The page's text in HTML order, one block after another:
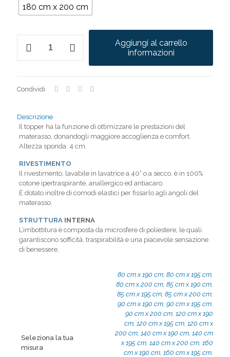
180 cm x 200 cm
Aggiungi al carrello
informazioni
Condividi
Descrizione
Il topper ha la funzione di ottimizzare le prestazioni del
materasso, donandogli maggiore accoglienza e comfort.
Altezza sponda: 4 cm.
RIVESTIMENTO
Il rivestimento, lavabile in lavatrice a 40° o a secco, è in 100%
cotone ipertraspirante, anallergico ed antiacaro.
È dotato inoltre di comodi elastici per fissarlo agli angoli del
materasso.
STRUTTURAINTERNA
L’imbottitura è composta da microsfere di poliestere, le quali
garantiscono sofficità, traspirabilità e una piacevole sensazione
di benessere.
Seleziona la tua
misura
80 cm x 190 cm, 80 cm x 195 cm,
80 cm x 200 cm, 85 cm x 190 cm,
85 cm x 195 cm, 85 cm x 200 cm,
90 cm x 190 cm, 90 cm x 195 cm,
90 cm x 200 cm, 120 cm x 190
cm, 120 cm x 195 cm, 120 cm x
200 cm, 140 cm x 190 cm, 140 cm
x 195 cm, 140 cm x 200 cm, 160
cm x 190 cm, 160 cm x 195 cm,